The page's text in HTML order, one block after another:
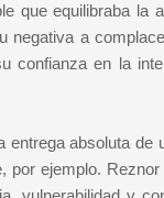
que equilibraba la
negativa a
confianza en la
absoluta de
por ejemplo.